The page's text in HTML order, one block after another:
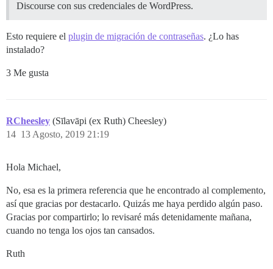
Discourse con sus credenciales de WordPress.
Esto requiere el plugin de migración de contraseñas. ¿Lo has
instalado?
3 Me gusta
RCheesley (Sīlavāpi (ex Ruth) Cheesley)
13 Agosto, 2019 21:19
14
Hola Michael,
No, esa es la primera referencia que he encontrado al complemento,
así que gracias por destacarlo. Quizás me haya perdido algún paso.
Gracias por compartirlo; lo revisaré más detenidamente mañana,
cuando no tenga los ojos tan cansados.
Ruth